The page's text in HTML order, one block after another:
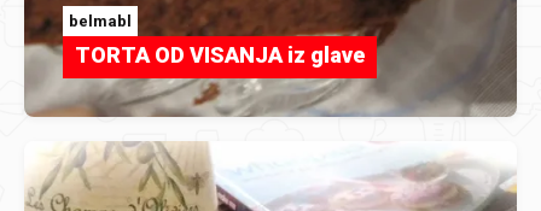
belmabl
TORTA OD VISANJA iz glave